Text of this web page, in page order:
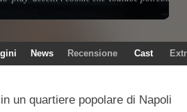
News Recensione Cast
un quartiere popolare di Napoli